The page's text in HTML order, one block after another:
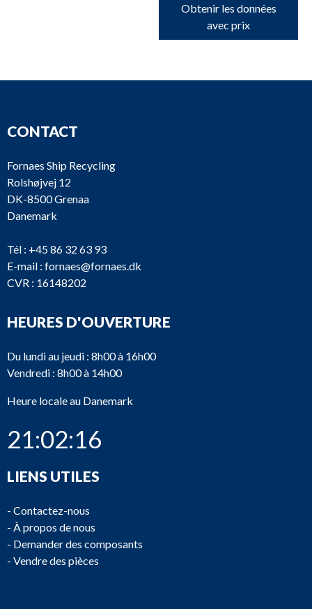
Obtenir les données
avec prix
CONTACT
Fornaes Ship Recycling
Rolshøjvej 12
DK-8500 Grenaa
Danemark
Tél : +45 86 32 63 93
E-mail : fornaes@fornaes.dk
CVR : 16148202
HEURES D'OUVERTURE
Du lundi au jeudi : 8h00 à 16h00
Vendredi : 8h00 à 14h00
Heure locale au Danemark
21:02:16
LIENS UTILES
- Contactez-nous
- À propos de nous
- Demander des composants
- Vendre des pièces